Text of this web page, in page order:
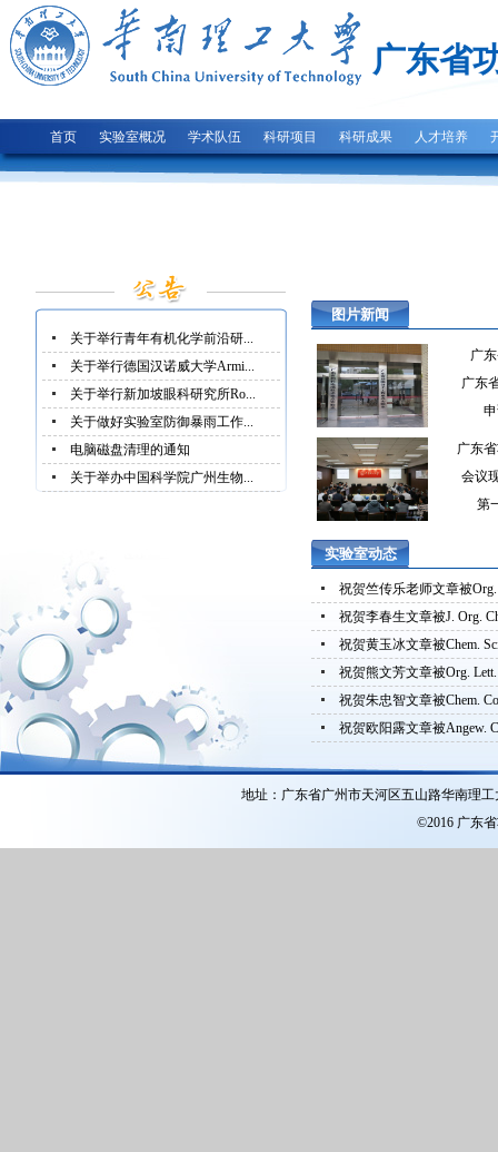
广东省
首页 实验室概况 学术队伍 科研项目 科研成果 人才培养
关于举行青年有机化学前沿研...
关于举行德国汉诺威大学Armi...
关于举行新加坡眼科研究所Ro...
关于做好实验室防御暴雨工作...
电脑磁盘清理的通知
关于举办中国科学院广州生物...
图片新闻
广
广东
广东
会议
第
实验室动态
祝贺竺传乐老师文章被Org.
祝贺李春生文章被J. Org.
祝贺黄玉冰文章被Chem.
祝贺熊文芳文章被Org.
祝贺朱忠智文章被Chem.
祝贺欧阳露文章被Angew.
地址：广东省广州市天河区五山路华南理
©2016 广东